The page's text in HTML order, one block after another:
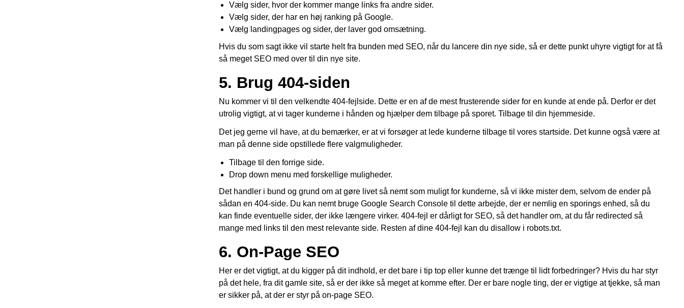
Vælg sider, hvor der kommer mange links fra andre sider.
Vælg sider, der har en høj ranking på Google.
Vælg landingpages og sider, der laver god omsætning.
Hvis du som sagt ikke vil starte helt fra bunden med SEO, når du lancere din nye side, så er dette punkt uhyre vigtigt for at få
så meget SEO med over til din nye site.
5. Brug 404-siden
Nu kommer vi til den velkendte 404-fejlside. Dette er en af de mest frusterende sider for en kunde at ende på. Derfor er det
utrolig vigtigt, at vi tager kunderne i hånden og hjælper dem tilbage på sporet. Tilbage til din hjemmeside.
Det jeg gerne vil have, at du bemærker, er at vi forsøger at lede kunderne tilbage til vores startside. Det kunne også være at
man på denne side opstillede flere valgmuligheder.
Tilbage til den forrige side.
Drop down menu med forskellige muligheder.
Det handler i bund og grund om at gøre livet så nemt som muligt for kunderne, så vi ikke mister dem, selvom de ender på
sådan en 404-side. Du kan nemt bruge Google Search Console til dette arbejde, der er nemlig en sporings enhed, så du
kan finde eventuelle sider, der ikke længere virker. 404-fejl er dårligt for SEO, så det handler om, at du får redirected så
mange med links til den mest relevante side. Resten af dine 404-fejl kan du disallow i robots.txt.
6. On-Page SEO
Her er det vigtigt, at du kigger på dit indhold, er det bare i tip top eller kunne det trænge til lidt forbedringer? Hvis du har styr
på det hele, fra dit gamle site, så er der ikke så meget at komme efter. Der er bare nogle ting, der er vigtige at tjekke, så man
er sikker på, at der er styr på on-page SEO.